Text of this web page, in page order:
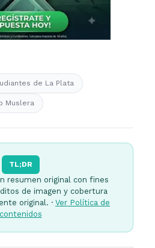
de La Plata
Muslera
TL;DR
resumen original con fines
de imagen y cobertura
original. · Ver Política de
contenidos